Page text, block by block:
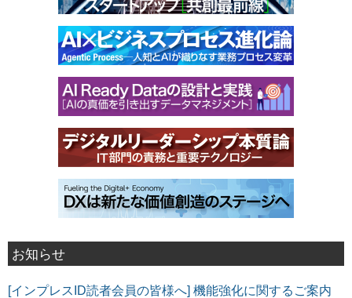
お知らせ
[インプレスID読者会員の皆様へ] 機能強化に関するご案内